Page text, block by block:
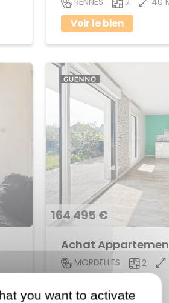
Voir le bien
164 495 €
Achat
MORDELLES 2
you want to activate